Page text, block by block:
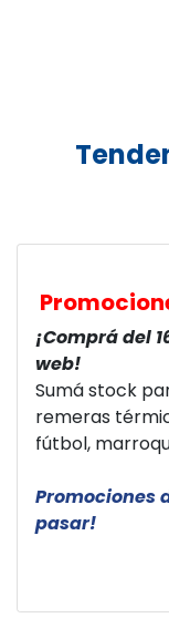
¡Comprá del
web!
Sumá stock
remeras
fútbol,
Promociones
pasar!